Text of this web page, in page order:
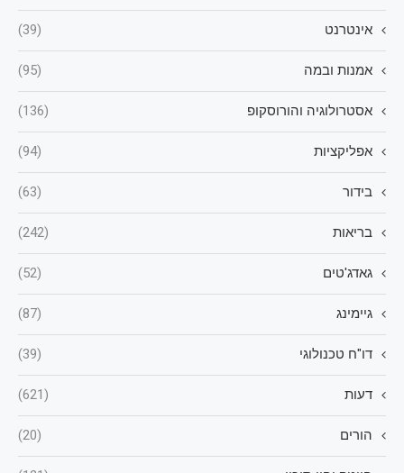
אינטרנט (39)
אמנות ובמה (95)
אסטרולוגיה והורוסקופ (136)
אפליקציות (94)
בידור (63)
בריאות (242)
גאדג'טים (52)
גיימינג (87)
דו"ח טכנולוגי (39)
דעות (621)
הורים (20)